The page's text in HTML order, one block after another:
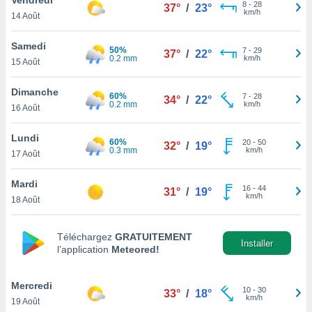
et
»,
au
vous
qu'ils
ou
le
ainsi
un
la
du
14 Août
37° / 23° 8- 28
km/h
Samedi
15 Août
50%
0.2 mm
37° / 22° 7- 29
km/h
Dimanche
16 Août
60%
0.2 mm
34° / 22° 7- 28
km/h
Lundi
17 Août
60%
0.3 mm
32° / 19° 20- 50
km/h
Mardi
18 Août
31° / 19° 16- 44
km/h
Téléchargez GRATUITEMENT
l’application Meteored!
Installer
Mercredi
19 Août
33° / 18° 10- 30
km/h